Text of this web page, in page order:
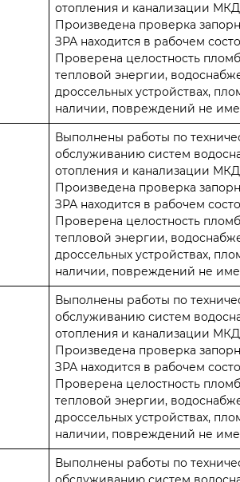
отопления и канализации
Произведена проверка
ЗРА находится в рабочем
Проверена целостность
тепловой энергии,
дроссельных устройствах,
наличии, повреждений не
Выполнены работы по
обслуживанию систем
отопления и канализации
Произведена проверка
ЗРА находится в рабочем
Проверена целостность
тепловой энергии,
дроссельных устройствах,
наличии, повреждений не
Выполнены работы по
обслуживанию систем
отопления и канализации
Произведена проверка
ЗРА находится в рабочем
Проверена целостность
тепловой энергии,
дроссельных устройствах,
наличии, повреждений не
Выполнены работы по